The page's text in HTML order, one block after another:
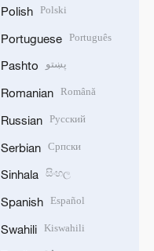
Polish Polski
Portuguese Português
Pashto پښتو
Romanian Română
Russian Русский
Serbian Српски
Sinhala සිංහල
Spanish Español
Swahili Kiswahili